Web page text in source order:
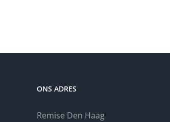
ONS ADRES
Remise Den Haag